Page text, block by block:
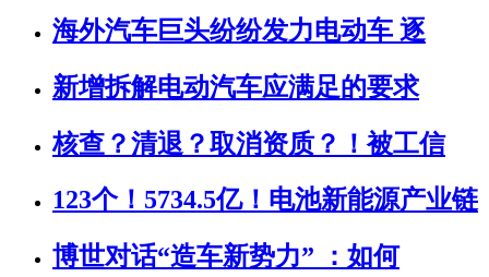
海外汽车巨头纷纷发力电动车 逐
新增拆解电动汽车应满足的要求
核查？清退？取消资质？！被工信
123个！5734.5亿！电池新能源产业链
博世对话“造车新势力” ：如何